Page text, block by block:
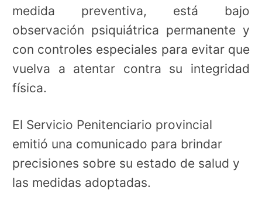
medida preventiva, está bajo
observación psiquiátrica permanente y
con controles especiales para evitar que
vuelva a atentar contra su integridad
física.
El Servicio Penitenciario provincial
emitió una comunicado para brindar
precisiones sobre su estado de salud y
las medidas adoptadas.